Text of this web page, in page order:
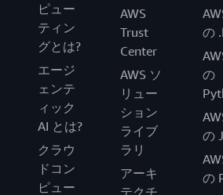
ピュー
ティン
グとは?
エージ
ェンテ
ィック
AI とは?
クラウ
ドコン
ピュー
AWS
Trust
Center
AWS ソ
リュー
ション
ライブ
ラリ
アーキ
の
の
の
の